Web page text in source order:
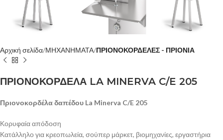
Αρχική σελίδα ΜΗΧΑΝΗΜΑΤΑ ΠΡΙΟΝΟΚΟΡΔΕΛΕΣ - ΠΡΙΟΝΙΑ
ΠΡΙΟΝΟΚΟΡΔΕΛΑ LA MINERVA C/E 205
Πριονοκορδέλα δαπέδου La Minerva C/E 205
Κορυφαία απόδοση
Κατάλληλο για κρεοπωλεία, σούπερ μάρκετ, βιομηχανίες, εργαστήρια